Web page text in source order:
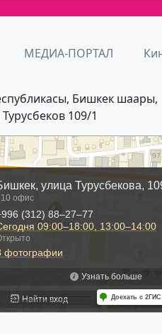
МЕДИА-ПОРТАЛ
Бишкек шаары,
Турусбеков 109/1